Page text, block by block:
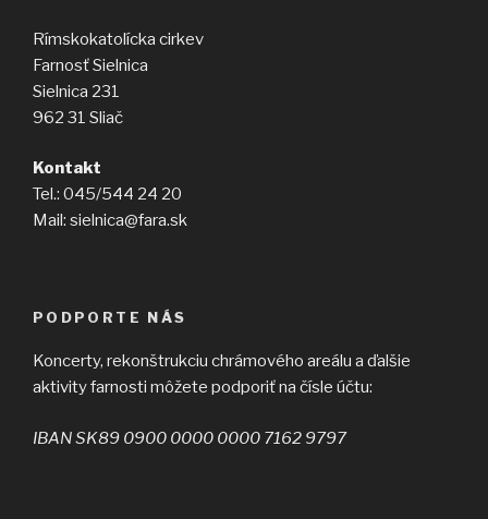
Rímskokatolícka cirkev
Farnosť Sielnica
Sielnica 231
962 31 Sliač
Kontakt
Tel.: 045/544 24 20
Mail: sielnica@fara.sk
PODPORTE NÁS
Koncerty, rekonštrukciu chrámového areálu a ďalšie
aktivity farnosti môžete podporiť na čísle účtu:
IBAN SK89 0900 0000 0000 7162 9797